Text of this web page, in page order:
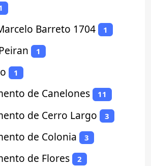
Barreto 1704 1
1
1
de Canelones 11
de Cerro Largo 3
de Colonia 3
de Flores 2